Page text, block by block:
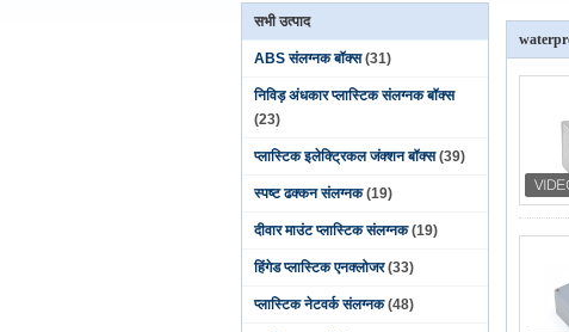
सभी उत्पाद
ABS संलग्नक बॉक्स (31)
निविड़ अंधकार प्लास्टिक संलग्नक बॉक्स
(23)
प्लास्टिक इलेक्ट्रिकल जंक्शन बॉक्स (39)
स्पष्ट ढक्कन संलग्नक (19)
दीवार माउंट प्लास्टिक संलग्नक (19)
हिंगेड प्लास्टिक एनक्लोजर (33)
प्लास्टिक नेटवर्क संलग्नक (48)